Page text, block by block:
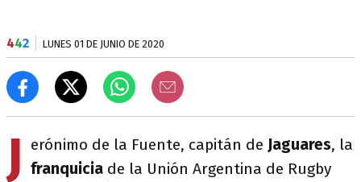
442 LUNES 01 DE JUNIO DE 2020
J erónimo de la Fuente, capitán de Jaguares, la
franquicia de la Unión Argentina de Rugby